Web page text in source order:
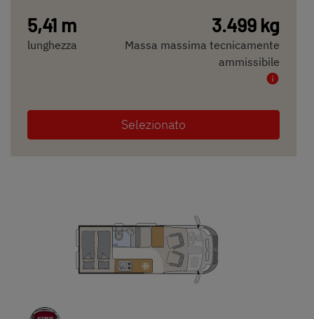
5,41 m
lunghezza
3.499 kg
Massa massima tecnicamente
ammissibile
Selezionato